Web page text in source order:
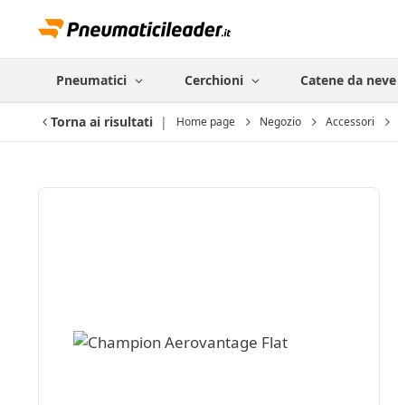
Pneumatici Cerchioni Catene da neve
Torna ai risultati Home page Negozio Accessori